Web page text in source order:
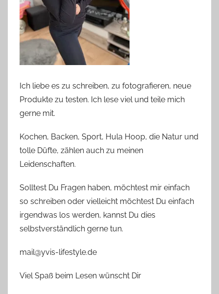
Ich liebe es zu schreiben, zu fotografieren, neue
Produkte zu testen. Ich lese viel und teile mich
gerne mit.
Kochen, Backen, Sport, Hula Hoop, die Natur und
tolle Düfte, zählen auch zu meinen
Leidenschaften.
Solltest Du Fragen haben, möchtest mir einfach
so schreiben oder vielleicht möchtest Du einfach
irgendwas los werden, kannst Du dies
selbstverständlich gerne tun.
mail@yvis-lifestyle.de
Viel Spaß beim Lesen wünscht Dir